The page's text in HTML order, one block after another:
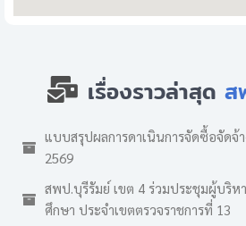
เรื่องราวล่าสุด ส
แบบสรุปผลการดาเนินการจัดซื้อจัดจ้
2569
สพป.บุรีรัมย์ เขต 4 ร่วมประชุมผู้บริห
ศึกษา ประจำเขตตรวจราชการที่ 13